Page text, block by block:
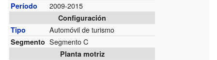
Período 2009-2015
Configuración
Tipo
Automóvil de turismo
Segmento Segmento C
Planta motriz